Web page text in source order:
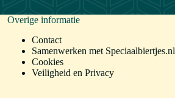
Overige informatie
Contact
Samenwerken met Speciaalbiertjes.nl
Cookies
Veiligheid en Privacy